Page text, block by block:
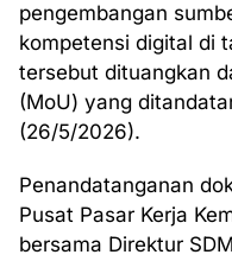
pengembangan
kompetensi digital di
tersebut dituangkan
(MoU) yang
(26/5/2026).
Penandatanganan
Pusat Pasar Kerja
bersama Direktur